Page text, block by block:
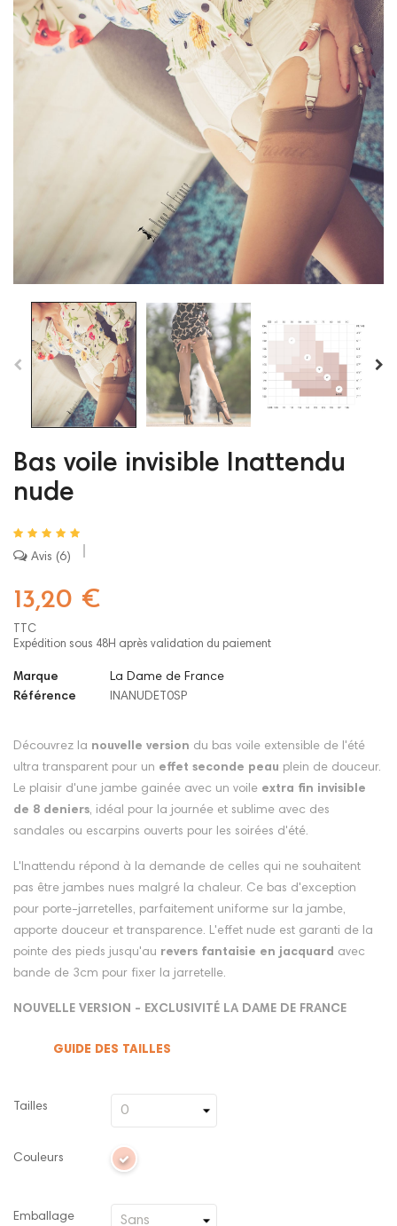
Bas voile invisible Inattendu
nude
Avis 6
13,20 €
TTC
Expédition sous 48H après validation du paiement
Marque
La Dame de France
Référence
INANUDET0SP
Découvrez la nouvelle version du bas voile extensible de l'été
ultra transparent pour un effet seconde peau plein de douceur.
Le plaisir d'une jambe gainée avec un voile extra fin invisible
de 8 deniers, idéal pour la journée et sublime avec des
sandales ou escarpins ouverts pour les soirées d'été.
L'Inattendu répond à la demande de celles qui ne souhaitent
pas être jambes nues malgré la chaleur. Ce bas d'exception
pour porte-jarretelles, parfaitement uniforme sur la jambe,
apporte douceur et transparence. L'effet nude est garanti de la
pointe des pieds jusqu'au revers fantaisie en jacquard avec
bande de 3cm pour fixer la jarretelle.
NOUVELLE VERSION - EXCLUSIVITÉ LA DAME DE FRANCE
GUIDE DES TAILLES
Tailles
Couleurs
Emballage